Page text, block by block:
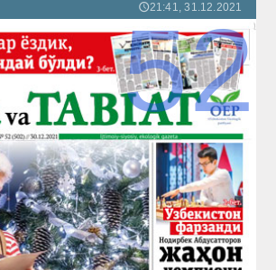
🕔21:41, 31.12.2021
52